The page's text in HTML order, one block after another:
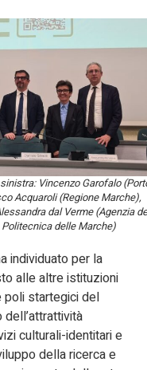
Vincenzo Garofalo
Acquaroli (Regione Marche),
dal Verme (Agenzia
Politecnica delle Marche)
individuato per la
alle altre istituzioni
poli startegici del
dell’attrattività
culturali-identitari e
della ricerca e